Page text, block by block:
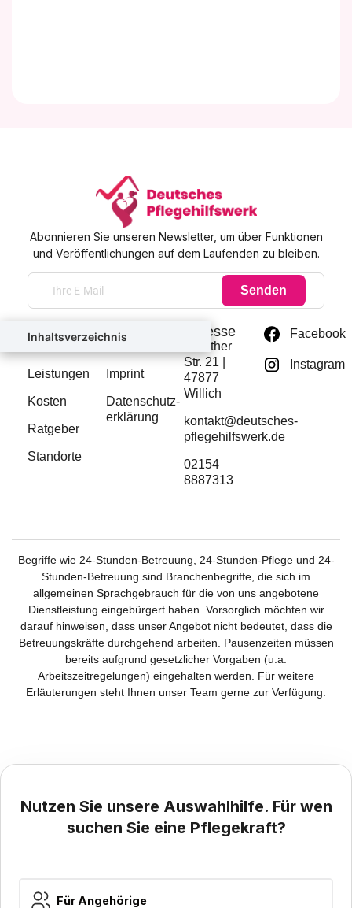
Inhaltsverzeichnis
Abonnieren Sie unseren Newsletter, um über Funktionen
und Veröffentlichungen auf dem Laufenden zu bleiben.
Senden
Startseite
Leistungen
Kosten
Ratgeber
Standorte
Rechtliches
Imprint
Datenschutz­
erklärung
Adresse
Anrather
Str. 21 |
47877
Willich
kontakt@deutsches-
pflegehilfswerk.de
02154
8887313
Facebook
Instagram
Begriffe wie 24-Stunden-Betreuung, 24-Stunden-Pflege und 24-
Stunden-Betreuung sind Branchenbegriffe, die sich im
allgemeinen Sprachgebrauch für die von uns angebotene
Dienstleistung eingebürgert haben. Vorsorglich möchten wir
darauf hinweisen, dass unser Angebot nicht bedeutet, dass die
Betreuungskräfte durchgehend arbeiten. Pausenzeiten müssen
bereits aufgrund gesetzlicher Vorgaben (u.a.
Arbeitszeitregelungen) eingehalten werden. Für weitere
Erläuterungen steht Ihnen unser Team gerne zur Verfügung.